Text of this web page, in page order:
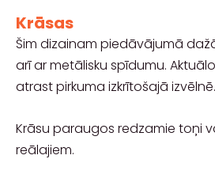
Krāsas
Šim dizainam piedāvājumā
arī ar metālisku spīdumu.
atrast pirkuma izkrītošajā
Krāsu paraugos redzamie toņi
reālajiem.